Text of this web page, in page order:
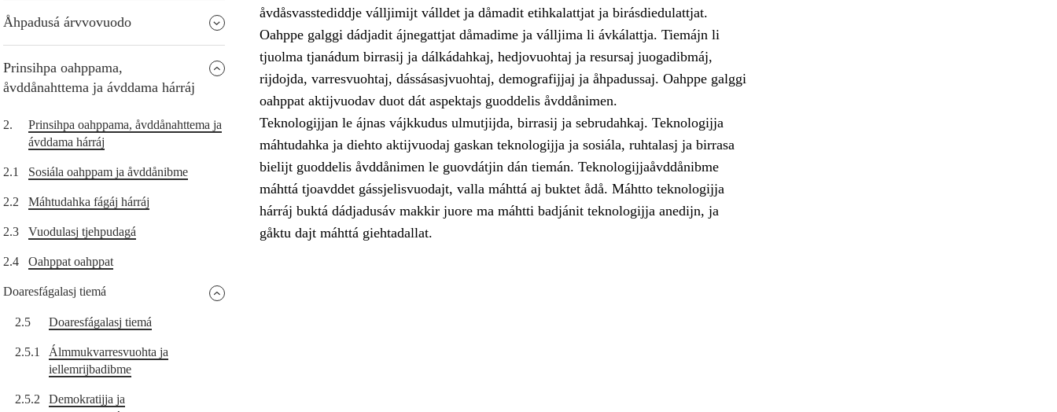
Åhpadusá árvvovuodo
Prinsihpa oahppama,
åvddånahttema ja ávddama hárráj
2.
Prinsihpa oahppama, åvddånahttema ja
ávddama hárráj
2.1 Sosiála oahppam ja åvddånibme
2.2 Máhtudahka fágáj hárráj
2.3 Vuodulasj tjehpudagá
2.4 Oahppat oahppat
Doaresfágalasj tiemá
2.5 Doaresfágalasj tiemá
2.5.1
Álmmukvarresvuohta ja
iellemrijbadibme
2.5.2
Demokratijja ja
åvdåsvasstediddje válljimijt válldet ja dåmadit etihkalattjat ja birásdiedulattjat.
Oahppe galggi dádjadit ájnegattjat dåmadime ja válljima li ávkálattja. Tiemájn li
tjuolma tjanádum birrasij ja dálkádahkaj, hedjovuohtaj ja resursaj juogadibmáj,
rijdojda, varresvuohtaj, dássásasjvuohtaj, demografijjaj ja åhpadussaj. Oahppe galggi
oahppat aktijvuodav duot dát aspektajs guoddelis åvddånimen.
Teknologijjan le ájnas vájkkudus ulmutjijda, birrasij ja sebrudahkaj. Teknologijja
máhtudahka ja diehto aktijvuodaj gaskan teknologijja ja sosiála, ruhtalasj ja birrasa
bielijt guoddelis åvddånimen le guovdátjin dán tiemán. Teknologijjaåvddånibme
máhttá tjoavddet gássjelisvuodajt, valla máhttá aj buktet ådå. Máhtto teknologijja
hárráj buktá dádjadusáv makkir juore ma máhtti badjánit teknologijja anedijn, ja
gåktu dajt máhttá giehtadallat.